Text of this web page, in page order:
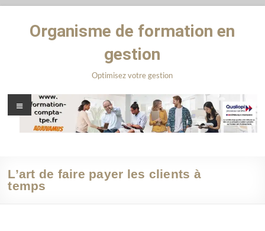
Organisme de formation en
gestion
Optimisez votre gestion
L’art de faire payer les clients à
temps